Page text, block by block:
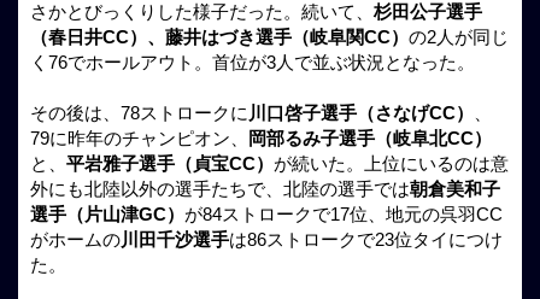
さかとびっくりした様子だった。続いて、 杉田公子選手
（春日井CC）、藤井はづき選手（岐阜関CC） の2人が同じ
く76でホールアウト。首位が3人で並ぶ状況となった。
その後は、78ストロークに 川口啓子選手（さなげCC）
79に昨年のチャンピオン、
岡部るみ子選手（岐阜北CC）
と、 平岩雅子選手（貞宝CC） が続いた。上位にいるのは意
外にも北陸以外の選手たちで、北陸の選手では朝倉美和子
選手（片山津GC） が84ストロークで17位、地元の呉羽CC
がホームの川田千沙選手は86ストロークで23位タイにつけ
た。